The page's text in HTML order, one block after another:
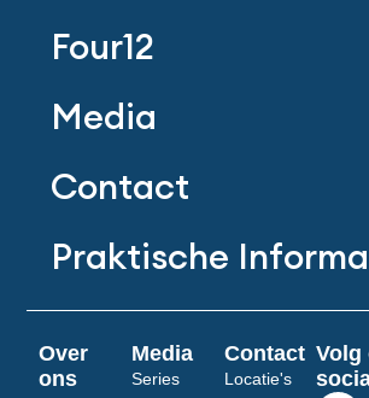
Four12
Media
Contact
Praktische
Over
ons
Media
Series
Contact
Locatie's
Volg